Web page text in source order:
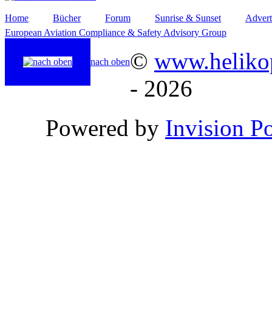
Home Bücher Forum Sunrise & Sunset
European Aviation Compliance & Safety Advisory Group
nach oben©
- 2026
Powered by Invision